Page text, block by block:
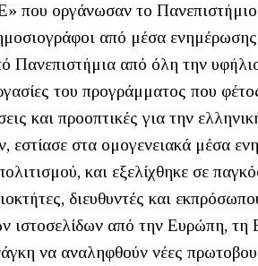
που οργάνωσαν το
από μέσα ενημέρωσης
Πανεπιστήμια από όλη την
του προγράμματος που
και προοπτικές για την
στα ομογενειακά μέσα
και εξελίχθηκε σε
διευθυντές και
ιστοσελίδων από την Ευρώπη, τη
να αναληφθούν νέες